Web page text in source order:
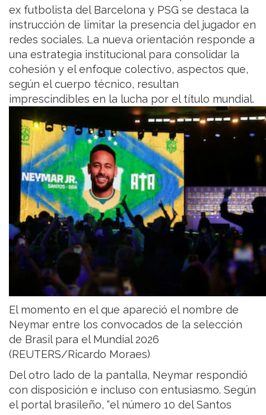
ex futbolista del Barcelona y PSG se destaca la
instrucción de limitar la presencia del jugador en
redes sociales. La nueva orientación responde a
una estrategia institucional para consolidar la
cohesión y el enfoque colectivo, aspectos que,
según el cuerpo técnico, resultan
imprescindibles en la lucha por el título mundial.
El momento en el que apareció el nombre de
Neymar entre los convocados de la selección
de Brasil para el Mundial 2026
(REUTERS/Ricardo Moraes)
Del otro lado de la pantalla, Neymar respondió
con disposición e incluso con entusiasmo. Según
el portal brasileño, “el número 10 del Santos